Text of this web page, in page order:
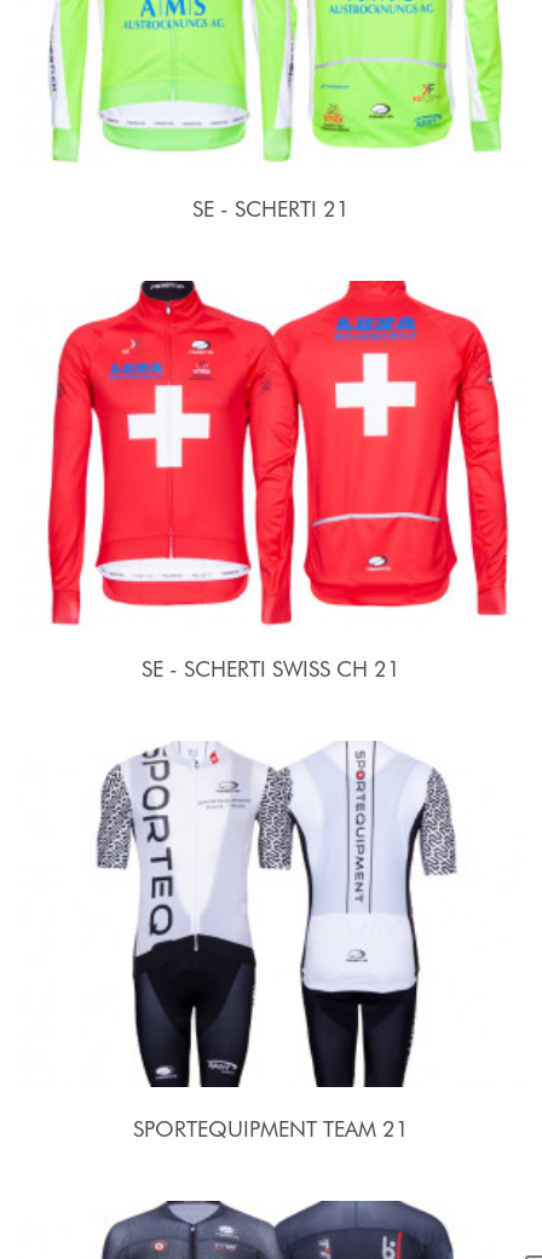
SE - SCHERTI 21
SE - SCHERTI SWISS CH 21
SPORTEQUIPMENT TEAM 21